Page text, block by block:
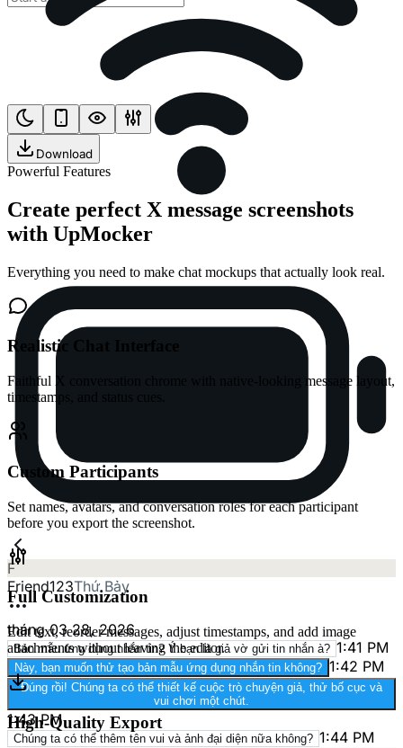
F
Friend123Thứ Bảy
tháng 03 28, 2026
Bản mẫu ứng dụng nhắn tin? Ý bạn là giả vờ gửi tin nhắn à? 1:41 PM
Này, bạn muốn thử tạo bản mẫu ứng dụng nhắn tin không? 1:42 PM
Đúng rồi! Chúng ta có thể thiết kế cuộc trò chuyện giả, thử bố cục và
vui chơi một chút.
1:43 PM
Chúng ta có thể thêm tên vui và ảnh đại diện nữa không? 1:44 PM
Download
Powerful Features
Create perfect X message screenshots
with UpMocker
Everything you need to make chat mockups that actually look real.
Realistic Chat Interface
Faithful X conversation chrome with native-looking message layout,
timestamps, and status cues.
Custom Participants
Set names, avatars, and conversation roles for each participant
before you export the screenshot.
Full Customization
Edit text, reorder messages, adjust timestamps, and add image
attachments without leaving the editor.
High-Quality Export